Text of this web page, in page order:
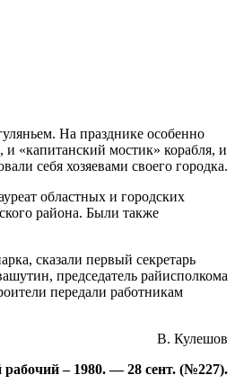
На празднике особенно
«капитанский мостик» корабля, и
себя хозяевами своего городка.
областных и городских
района. Были также
сказали первый секретарь
председатель райисполкома
передали работникам
В. Кулешов
– 1980. — 28 сент. (№227).